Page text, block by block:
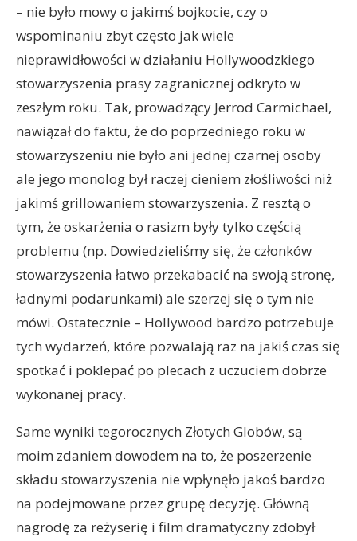
– nie było mowy o jakimś bojkocie, czy o
wspominaniu zbyt często jak wiele
nieprawidłowości w działaniu Hollywoodzkiego
stowarzyszenia prasy zagranicznej odkryto w
zeszłym roku. Tak, prowadzący Jerrod Carmichael,
nawiązał do faktu, że do poprzedniego roku w
stowarzyszeniu nie było ani jednej czarnej osoby
ale jego monolog był raczej cieniem złośliwości niż
jakimś grillowaniem stowarzyszenia. Z resztą o
tym, że oskarżenia o rasizm były tylko częścią
problemu (np. Dowiedzieliśmy się, że członków
stowarzyszenia łatwo przekabacić na swoją stronę,
ładnymi podarunkami) ale szerzej się o tym nie
mówi. Ostatecznie – Hollywood bardzo potrzebuje
tych wydarzeń, które pozwalają raz na jakiś czas się
spotkać i poklepać po plecach z uczuciem dobrze
wykonanej pracy.
Same wyniki tegorocznych Złotych Globów, są
moim zdaniem dowodem na to, że poszerzenie
składu stowarzyszenia nie wpłynęło jakoś bardzo
na podejmowane przez grupę decyzję. Główną
nagrodę za reżyserię i film dramatyczny zdobył